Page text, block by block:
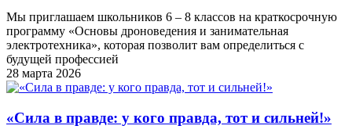
Мы приглашаем школьников 6 – 8 классов на краткосрочную
программу «Основы дроноведения и занимательная
электротехника», которая позволит вам определиться с
будущей профессией
28 марта 2026
«Cила в правде: у кого правда, тот и сильней!»